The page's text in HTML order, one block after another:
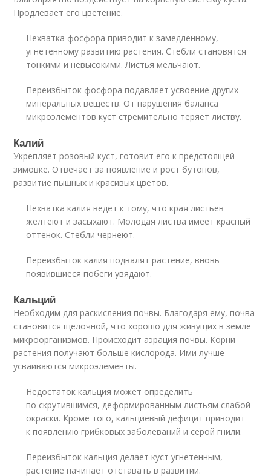
Продлевает его цветение.
Нехватка фосфора приводит к замедленному,
угнетенному развитию растения. Стебли становятся
тонкими и невысокими. Листья мельчают.
Переизбыток фосфора подавляет усвоение других
минеральных веществ. От нарушения баланса
микроэлементов куст стремительно теряет листву.
Калий
Укрепляет розовый куст, готовит его к предстоящей
зимовке. Отвечает за появление и рост бутонов,
развитие пышных и красивых цветов.
Нехватка калия ведет к тому, что края листьев
желтеют и засыхают. Молодая листва имеет красный
оттенок. Стебли чернеют.
Переизбыток калия подвалят растение, вновь
появившиеся побеги увядают.
Кальций
Необходим для раскисления почвы. Благодаря ему, почва
становится щелочной, что хорошо для живущих в земле
микроорганизмов. Происходит аэрация почвы. Корни
растения получают больше кислорода. Ими лучше
усваиваются микроэлементы.
Недостаток кальция может определить
по скрутившимся, деформированным листьям слабой
окраски. Кроме того, кальциевый дефицит приводит
к появлению грибковых заболеваний и серой гнили.
Переизбыток кальция делает куст угнетенным,
растение начинает отставать в развитии.